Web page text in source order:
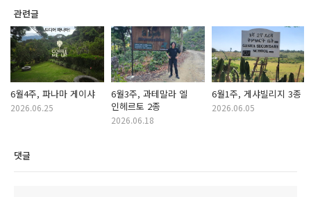
관련글
6월4주, 파나마 게이샤
2026.06.25
6월3주, 과테말라 엘
인헤르토 2종
2026.06.18
6월1주, 게샤빌리지 3종
2026.06.05
댓글